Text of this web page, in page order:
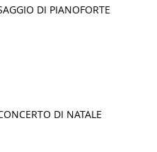
DI PIANOFORTE
DI NATALE